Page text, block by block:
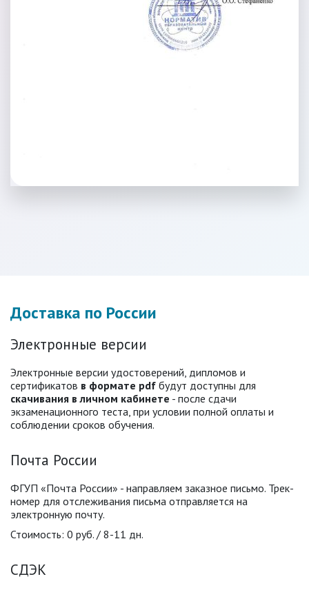
Доставка по России
Электронные версии
Электронные версии удостоверений, дипломов и
сертификатов в формате pdf будут доступны для
скачивания в личном кабинете - после сдачи
экзаменационного теста, при условии полной оплаты и
соблюдении сроков обучения.
Почта России
ФГУП «Почта России» - направляем заказное письмо. Трек-
номер для отслеживания письма отправляется на
электронную почту.
Стоимость: 0 руб. / 8-11 дн.
СДЭК